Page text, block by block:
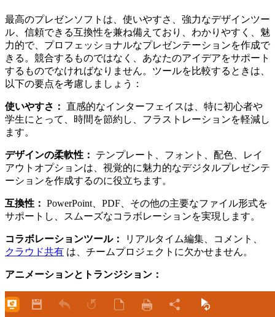
最高のプレゼンソフトは、使いやすさ、強力なデザインツー
ル、信頼できる互換性を兼ね備えており、わかりやすく、魅
力的で、プロフェッショナルなプレゼンテーションを作成で
きる。競合するものではなく、あなたのアイデアをサポート
するものでなければなりません。ツールを比較するときは、
以下の要点を考慮しましょう：
使いやすさ： 直感的なインターフェイスは、特に初心者や
学生にとって、時間を節約し、フラストレーションを軽減し
ます。
デザインの柔軟性：
テンプレート、フォント、配色、レイ
アウトオプションは、視覚的に魅力的なデジタルプレゼンテ
ーションを作成するのに役立ちます。
互換性： PowerPoint、PDF、その他の主要なファイル形式を
サポートし、スムーズなコラボレーションを実現します。
コラボレーションツール：
リアルタイム編集、コメント、
クラウド共有 は、チームプロジェクトに欠かせません。
アニメーションとトランジション：